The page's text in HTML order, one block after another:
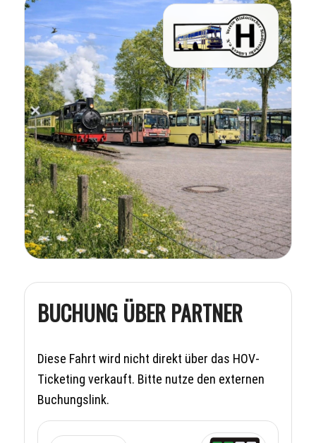
BUCHUNG ÜBER PARTNER
Diese Fahrt wird nicht direkt über das HOV-
Ticketing verkauft. Bitte nutze den externen
Buchungslink.